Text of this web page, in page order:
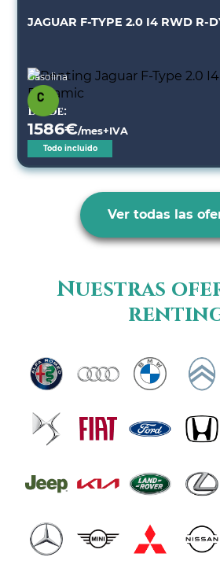
JAGUAR F-TYPE 2.0 I4 RWD R-
Gasolina
Desde:
1586€/mes+IVA
Todo incluido
Ver todas las
Nuestras